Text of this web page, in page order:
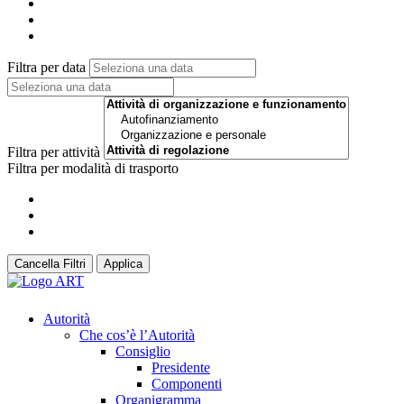
Filtra per data
Filtra per attività
Filtra per modalità di trasporto
Cancella Filtri Applica
Autorità
Che cos’è l’Autorità
Consiglio
Presidente
Componenti
Organigramma